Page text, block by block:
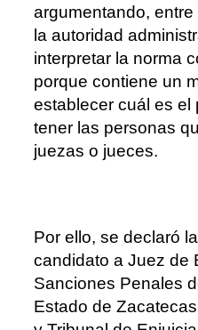
argumentando,
la autoridad
interpretar la norma
porque contiene un
establecer cuál es el
tener las personas
juezas o jueces.
Por ello, se declaró
candidato a Juez de
Sanciones Penales
Estado de